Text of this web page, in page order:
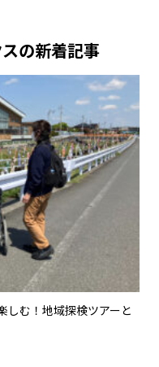
の新着記事
しむ！地域探検ツアーと